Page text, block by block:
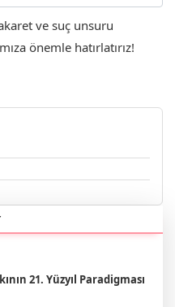
ve suç unsuru
önemle hatırlatırız!
21. Yüzyıl Paradigması